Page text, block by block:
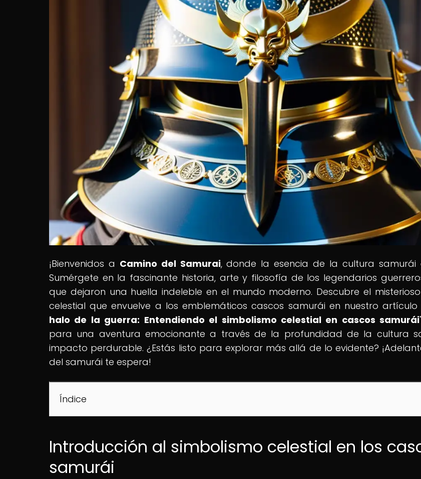
¡Bienvenidos a Camino del Samurai, donde la esencia de la cultura samurái
Sumérgete en la fascinante historia, arte y filosofía de los legendarios
que dejaron una huella indeleble en el mundo moderno. Descubre el
celestial que envuelve a los emblemáticos cascos samurái en nuestro artículo
halo de la guerra: Entendiendo el simbolismo celestial en cascos samurái
para una aventura emocionante a través de la profundidad de la cultura
impacto perdurable. ¿Estás listo para explorar más allá de lo evidente?
del samurái te espera!
Índice
Introducción al simbolismo celestial en los
samurái